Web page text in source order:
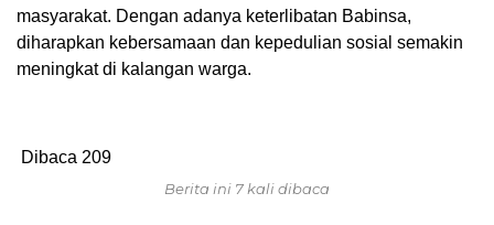
masyarakat. Dengan adanya keterlibatan Babinsa,
diharapkan kebersamaan dan kepedulian sosial semakin
meningkat di kalangan warga.
Dibaca 209
Berita ini 7 kali dibaca